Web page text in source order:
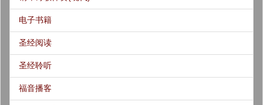
电子书籍
圣经阅读
圣经聆听
福音播客